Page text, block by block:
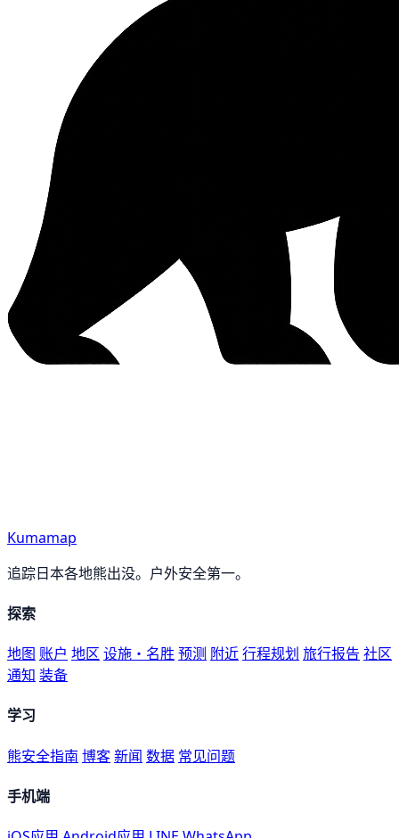
Kumamap
追踪日本各地熊出没。户外安全第一。
探索
地图 账户 地区 设施・名胜 预测 附近行程规划 旅行报告 社区
通知 装备
学习
熊安全指南 博客新闻 数据 常见问题
手机端